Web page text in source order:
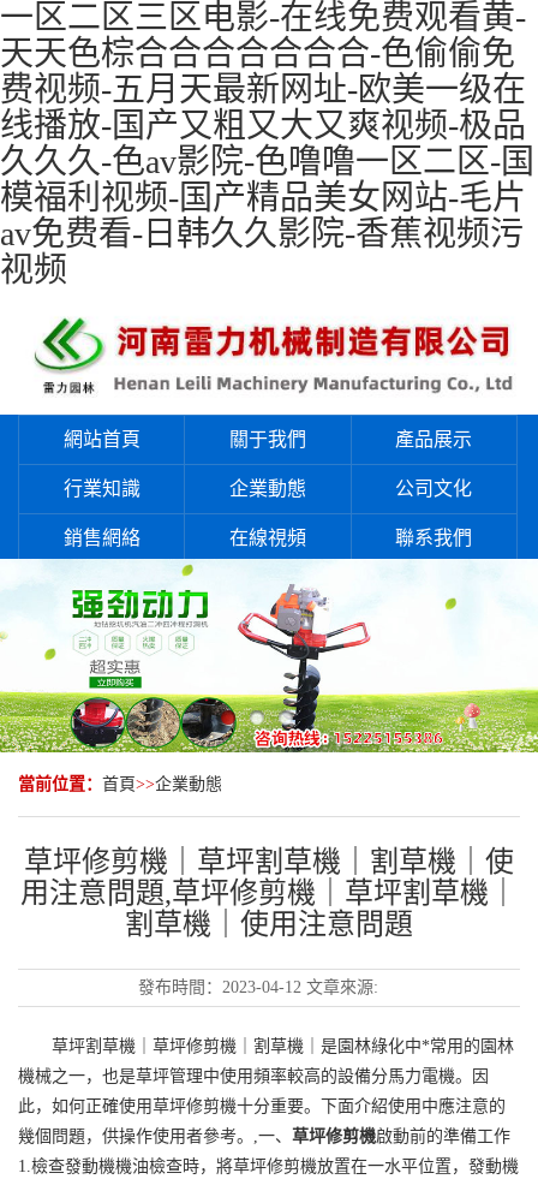
一区二区三区电影-在线免费观看黄-
天天色棕合合合合合合合-色偷偷免
费视频-五月天最新网址-欧美一级在
线播放-国产又粗又大又爽视频-极品
久久久-色av影院-色噜噜一区二区-国
模福利视频-国产精品美女网站-毛片
av免费看-日韩久久影院-香蕉视频污
视频
網站首頁 關于我們 產品展示
行業知識 企業動態 公司文化
銷售網絡 在線視頻 聯系我們
當前位置： 首頁>>企業動態
草坪修剪機｜草坪割草機｜割草機｜使
用注意問題,草坪修剪機｜草坪割草機｜
割草機｜使用注意問題
發布時間： 2023-04-12 文章來源:
草坪割草機｜草坪修剪機｜割草機｜是園林綠化中*常用的園林
機械之一，也是草坪管理中使用頻率較高的設備分馬力電機。因
此，如何正確使用草坪修剪機十分重要。下面介紹使用中應注意的
幾個問題，供操作使用者參考。,一、 草坪修剪機啟動前的準備工作
1.檢查發動機機油檢查時，將草坪修剪機放置在一水平位置，發動機